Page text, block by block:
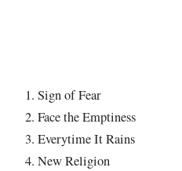
Sign of Fear
Face the Emptiness
Everytime It Rains
New Religion